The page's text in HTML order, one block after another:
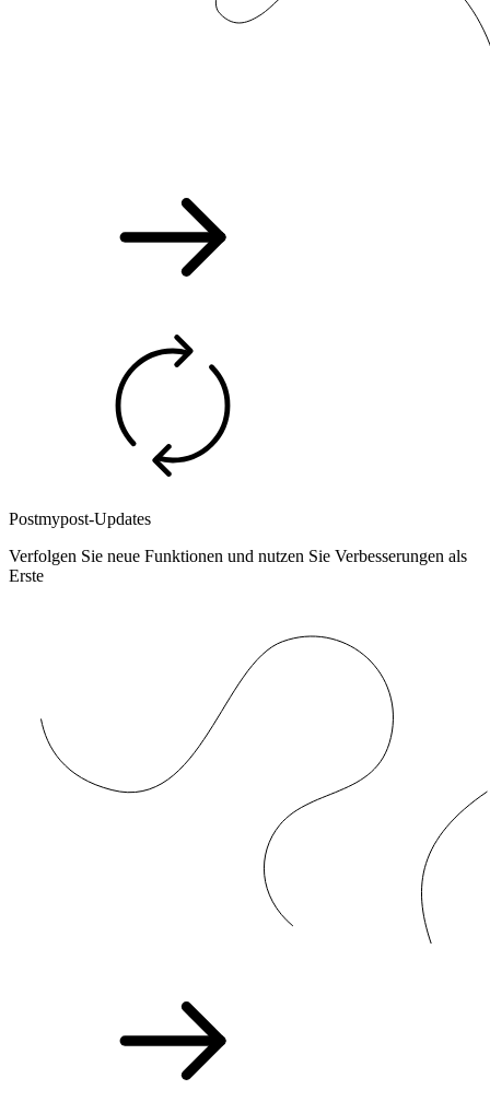
Postmypost-Updates
Verfolgen Sie neue Funktionen und nutzen Sie Verbesserungen als
Erste